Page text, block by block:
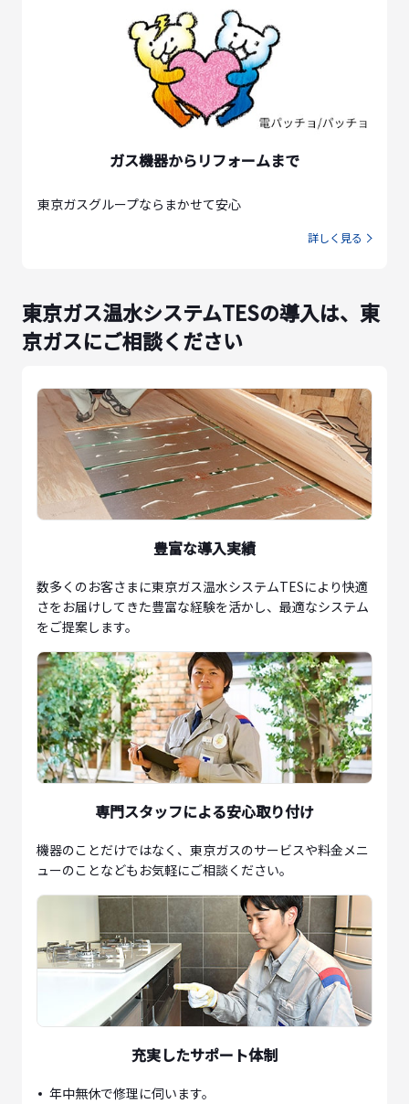
ガス機器からリフォームまで
東京ガスグループならまかせて安心
詳しく見る
東京ガス温水システムTESの導入は、東
京ガスにご相談ください
豊富な導入実績
数多くのお客さまに東京ガス温水システムTESにより快適
さをお届けしてきた豊富な経験を活かし、最適なシステム
をご提案します。
専門スタッフによる安心取り付け
機器のことだけではなく、東京ガスのサービスや料金メニ
ューのことなどもお気軽にご相談ください。
充実したサポート体制
年中無休で修理に伺います。